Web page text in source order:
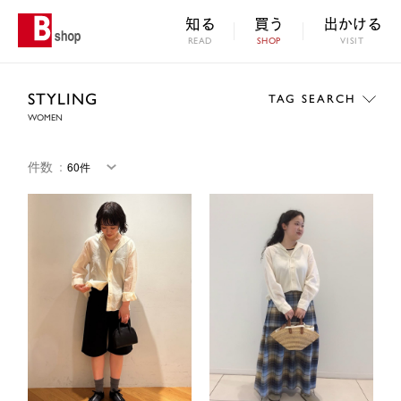
知る
READ
買う
SHOP
出かける
VISIT
STYLING
WOMEN
TAG SEARCH
件数 ：